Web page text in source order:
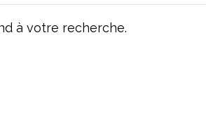
à votre recherche.